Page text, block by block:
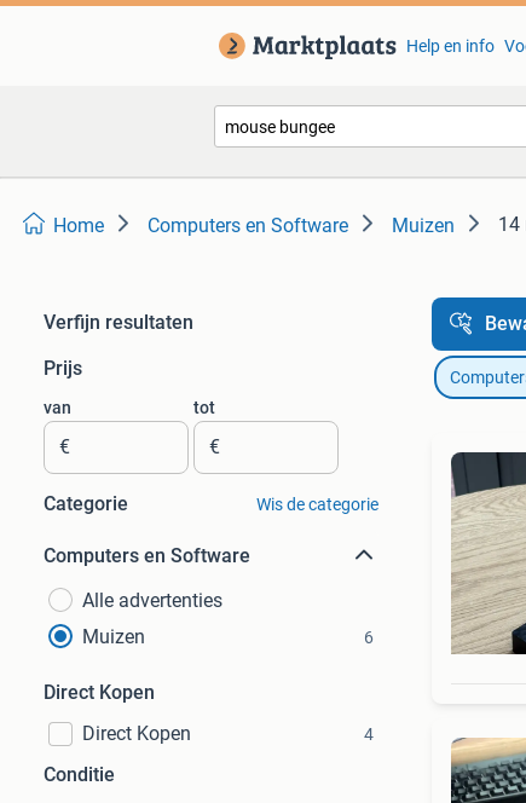
Help en info
Home Computers en Software Muizen 14
Verfijn resultaten
Prijs
van
€
tot
€
Categorie Wis de categorie
Computers en Software
Alle advertenties
Muizen
6
Direct Kopen
Direct Kopen
4
Conditie